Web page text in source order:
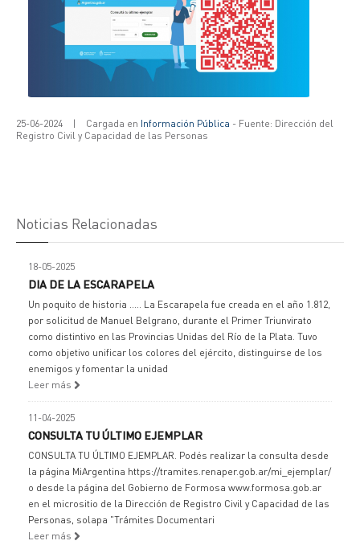
25-06-2024 | Cargada en Información Pública - Fuente: Dirección del
Registro Civil y Capacidad de las Personas
Noticias Relacionadas
18-05-2025
DIA DE LA ESCARAPELA
Un poquito de historia ..... La Escarapela fue creada en el año 1.812,
por solicitud de Manuel Belgrano, durante el Primer Triunvirato
como distintivo en las Provincias Unidas del Río de la Plata. Tuvo
como objetivo unificar los colores del ejército, distinguirse de los
enemigos y fomentar la unidad
Leer más
11-04-2025
CONSULTA TU ÚLTIMO EJEMPLAR
CONSULTA TU ÚLTIMO EJEMPLAR. Podés realizar la consulta desde
la página MiArgentina https://tramites.renaper.gob.ar/mi_ejemplar/
o desde la página del Gobierno de Formosa www.formosa.gob.ar
en el micrositio de la Dirección de Registro Civil y Capacidad de las
Personas, solapa "Trámites Documentari
Leer más